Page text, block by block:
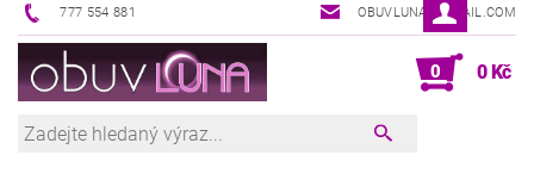
777 554 881 OBUVLUNA@GMAIL.COM
0 0 Kč